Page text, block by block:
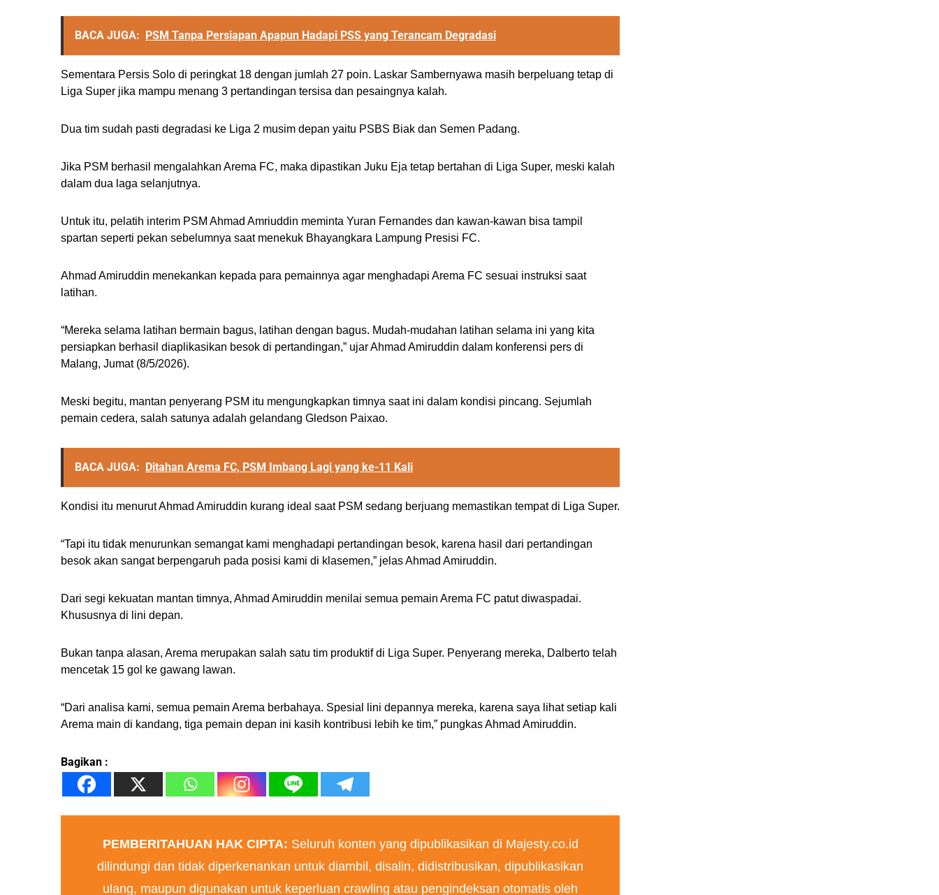
BACA JUGA: PSM Tanpa Persiapan Apapun Hadapi PSS yang Terancam Degradasi
Sementara Persis Solo di peringkat 18 dengan jumlah 27 poin. Laskar Sambernyawa masih berpeluang tetap di
Liga Super jika mampu menang 3 pertandingan tersisa dan pesaingnya kalah.
Dua tim sudah pasti degradasi ke Liga 2 musim depan yaitu PSBS Biak dan Semen Padang.
Jika PSM berhasil mengalahkan Arema FC, maka dipastikan Juku Eja tetap bertahan di Liga Super, meski kalah
dalam dua laga selanjutnya.
Untuk itu, pelatih interim PSM Ahmad Amriuddin meminta Yuran Fernandes dan kawan-kawan bisa tampil
spartan seperti pekan sebelumnya saat menekuk Bhayangkara Lampung Presisi FC.
Ahmad Amiruddin menekankan kepada para pemainnya agar menghadapi Arema FC sesuai instruksi saat
latihan.
“Mereka selama latihan bermain bagus, latihan dengan bagus. Mudah-mudahan latihan selama ini yang kita
persiapkan berhasil diaplikasikan besok di pertandingan,” ujar Ahmad Amiruddin dalam konferensi pers di
Malang, Jumat (8/5/2026).
Meski begitu, mantan penyerang PSM itu mengungkapkan timnya saat ini dalam kondisi pincang. Sejumlah
pemain cedera, salah satunya adalah gelandang Gledson Paixao.
BACA JUGA: Ditahan Arema FC, PSM Imbang Lagi yang ke-11 Kali
Kondisi itu menurut Ahmad Amiruddin kurang ideal saat PSM sedang berjuang memastikan tempat di Liga Super.
“Tapi itu tidak menurunkan semangat kami menghadapi pertandingan besok, karena hasil dari pertandingan
besok akan sangat berpengaruh pada posisi kami di klasemen,” jelas Ahmad Amiruddin.
Dari segi kekuatan mantan timnya, Ahmad Amiruddin menilai semua pemain Arema FC patut diwaspadai.
Khususnya di lini depan.
Bukan tanpa alasan, Arema merupakan salah satu tim produktif di Liga Super. Penyerang mereka, Dalberto telah
mencetak 15 gol ke gawang lawan.
“Dari analisa kami, semua pemain Arema berbahaya. Spesial lini depannya mereka, karena saya lihat setiap kali
Arema main di kandang, tiga pemain depan ini kasih kontribusi lebih ke tim,” pungkas Ahmad Amiruddin.
Bagikan :
PEMBERITAHUAN HAK CIPTA: Seluruh konten yang dipublikasikan di Majesty.co.id
dilindungi dan tidak diperkenankan untuk diambil, disalin, didistribusikan, dipublikasikan
ulang, maupun digunakan untuk keperluan crawling atau pengindeksan otomatis oleh